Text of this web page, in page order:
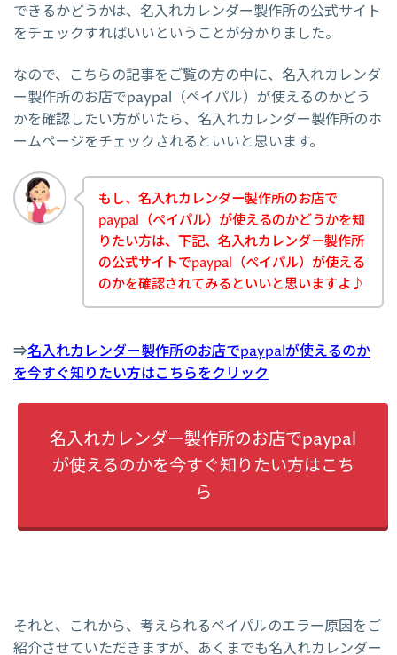
できるかどうかは、名入れカレンダー製作所の公式サイト
をチェックすればいいということが分かりました。
なので、こちらの記事をご覧の方の中に、名入れカレンダ
ー製作所のお店でpaypal（ペイパル）が使えるのかどう
かを確認したい方がいたら、名入れカレンダー製作所のホ
ームページをチェックされるといいと思います。
もし、名入れカレンダー製作所のお店で
paypal（ペイパル）が使えるのかどうかを知
りたい方は、下記、名入れカレンダー製作所
の公式サイトでpaypal（ペイパル）が使える
のかを確認されてみるといいと思いますよ♪
⇒名入れカレンダー製作所のお店でpaypalが使えるのか
を今すぐ知りたい方はこちらをクリック
名入れカレンダー製作所のお店でpaypal
が使えるのかを今すぐ知りたい方はこち
ら
それと、これから、考えられるペイパルのエラー原因をご
紹介させていただきますが、あくまでも名入れカレンダー